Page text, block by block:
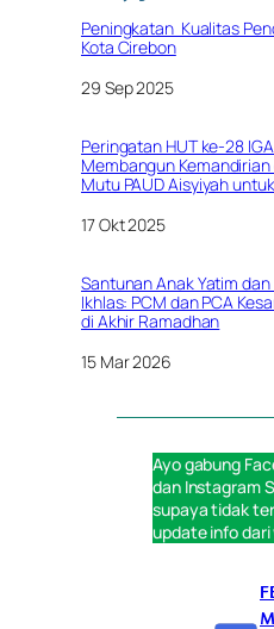
Peningkatan Kualitas
Kota Cirebon
Tanggal
29 Sep 2025
Peringatan HUT ke-28
Membangun
Mutu PAUD Aisyiyah
Tanggal
17 Okt 2025
Santunan Anak Yatim
Ikhlas: PCM dan PCA
di Akhir Ramadhan
Tanggal
15 Mar 2026
Ayo gabung
dan Instagram
supaya tidak
update info